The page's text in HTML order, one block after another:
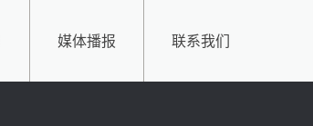
媒体播报 联系我们